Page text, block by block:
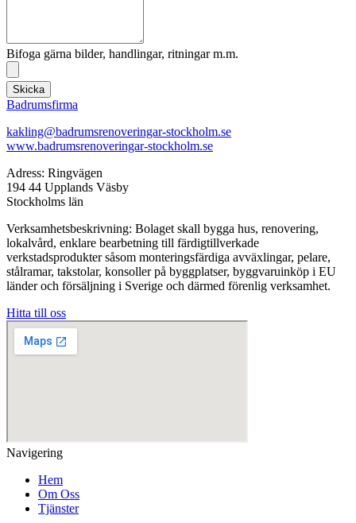
Bifoga gärna bilder, handlingar, ritningar m.m.
Skicka
Badrumsfirma
kakling@badrumsrenoveringar-stockholm.se
www.badrumsrenoveringar-stockholm.se
Adress: Ringvägen
194 44 Upplands Väsby
Stockholms län
Verksamhetsbeskrivning: Bolaget skall bygga hus, renovering,
lokalvård, enklare bearbetning till färdigtillverkade
verkstadsprodukter såsom monteringsfärdiga avväxlingar, pelare,
stålramar, takstolar, konsoller på byggplatser, byggvaruinköp i EU
länder och försäljning i Sverige och därmed förenlig verksamhet.
Hitta till oss
Navigering
Hem
Om Oss
Tjänster